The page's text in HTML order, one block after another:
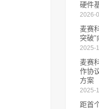
硬件
2026-
麦赛
突破”
2025-
麦赛
作协
方案
2025-
距首